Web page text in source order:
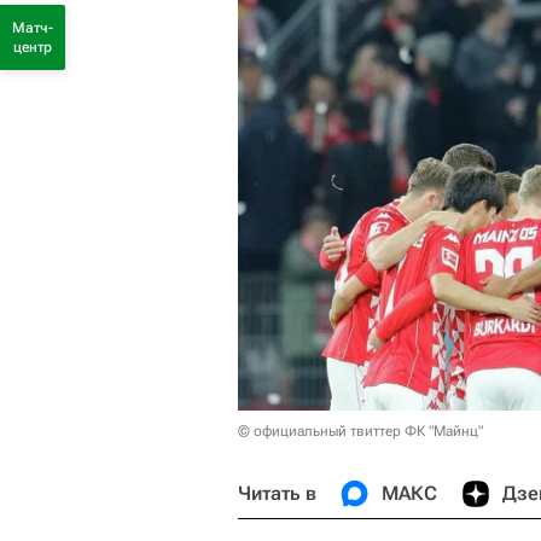
© официальный твиттер ФК "Майнц"
Читать в МАКС
Матч-
центр